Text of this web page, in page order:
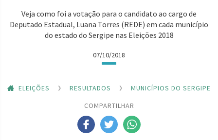
Veja como foi a votação para o candidato ao cargo de
Deputado Estadual, Luana Torres (REDE) em cada município
do estado do Sergipe nas Eleições 2018
07/10/2018
ELEIÇÕES RESULTADOS
MUNICÍPIOS DO SERGIPE
COMPARTILHAR